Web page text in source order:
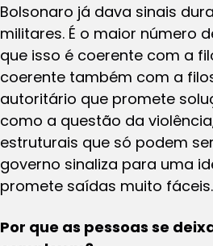
Bolsonaro já dava sinais
militares. É o maior número
que isso é coerente com a
coerente também com a
autoritário que promete
como a questão da
estruturais que só podem
governo sinaliza para uma
promete saídas muito fáceis.
Por que as pessoas se